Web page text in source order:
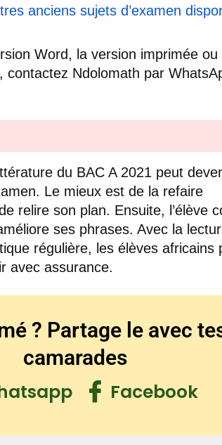
anciens sujets d’examen
Word, la version imprimée ou
contactez Ndolomath par
du BAC A 2021 peut
Le mieux est de la refaire
relire son plan. Ensuite, l’élève
ses phrases. Avec la
régulière, les élèves africains
avec assurance.
? Partage le avec
camarades
Facebook